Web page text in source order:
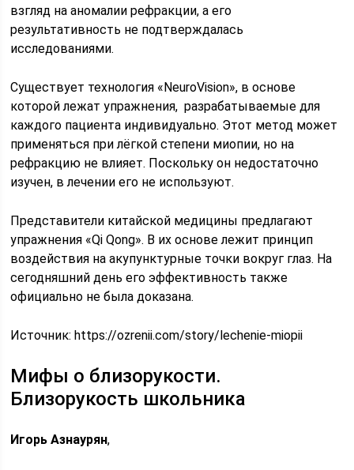
взгляд на аномалии рефракции, а его
результативность не подтверждалась
исследованиями.
Существует технология «NeuroVision», в основе
которой лежат упражнения, разрабатываемые для
каждого пациента индивидуально. Этот метод может
применяться при лёгкой степени миопии, но на
рефракцию не влияет. Поскольку он недостаточно
изучен, в лечении его не используют.
Представители китайской медицины предлагают
упражнения «Qi Qong». В их основе лежит принцип
воздействия на акупунктурные точки вокруг глаз. На
сегодняшний день его эффективность также
официально не была доказана.
Источник:https://ozrenii.com/story/lechenie-miopii
Мифы о близорукости.
Близорукость школьника
Игорь Азнаурян,